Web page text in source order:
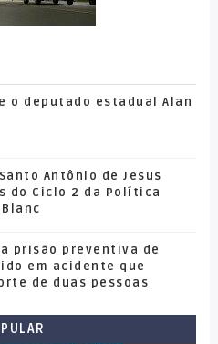
o deputado estadual Alan
Antônio de Jesus
do Ciclo 2 da Política
prisão preventiva de
em acidente que
de duas pessoas